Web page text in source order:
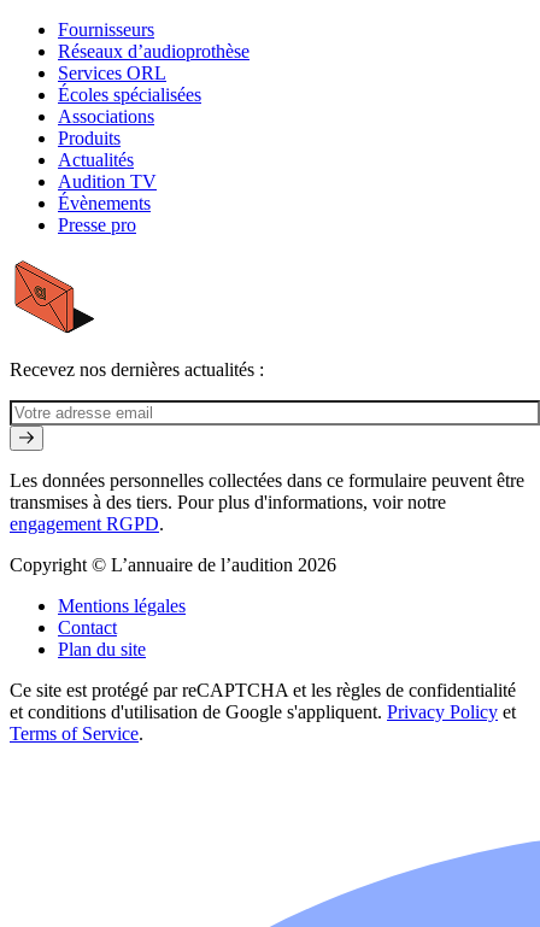
Fournisseurs
Réseaux d’audioprothèse
Services ORL
Écoles spécialisées
Associations
Produits
Actualités
Audition TV
Évènements
Presse pro
Recevez nos dernières actualités :
Les données personnelles collectées dans ce formulaire peuvent être
transmises à des tiers. Pour plus d'informations, voir notre
engagement RGPD.
Copyright © L’annuaire de l’audition 2026
Mentions légales
Contact
Plan du site
Ce site est protégé par reCAPTCHA et les règles de confidentialité
et conditions d'utilisation de Google s'appliquent. Privacy Policy et
Terms of Service.